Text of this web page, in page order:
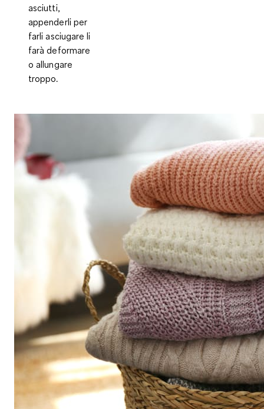
asciutti,
appenderli per
farli asciugare li
farà deformare
o allungare
troppo.